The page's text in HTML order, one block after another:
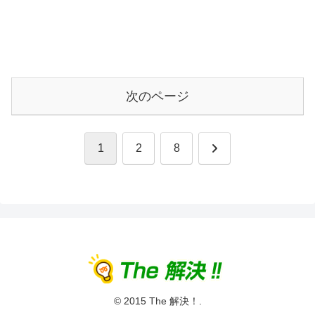
次のページ
1 2 8 次
© 2015 The 解決！.